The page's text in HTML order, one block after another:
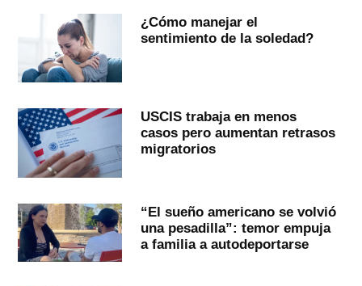
¿Cómo manejar el
sentimiento de la soledad?
USCIS trabaja en menos
casos pero aumentan retrasos
migratorios
“El sueño americano se volvió
una pesadilla”: temor empuja
a familia a autodeportarse